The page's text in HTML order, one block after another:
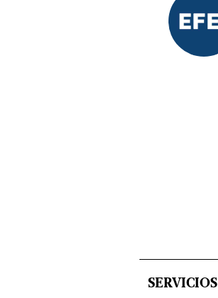
SERVICIOS